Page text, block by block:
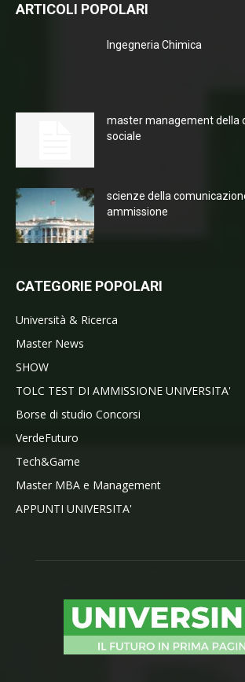
ARTICOLI POPOLARI
Ingegneria Chimica
master management della
sociale
scienze della
ammissione
CATEGORIE POPOLARI
Università & Ricerca
Master News
SHOW
TOLC TEST DI AMMISSIONE UNIVERSITA'
Borse di studio Concorsi
VerdeFuturo
Tech&Game
Master MBA e Management
APPUNTI UNIVERSITA'